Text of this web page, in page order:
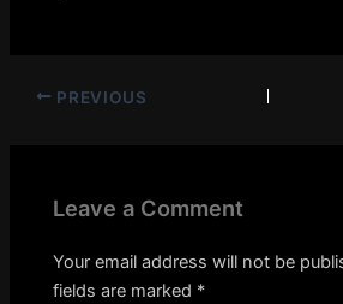
PREVIOUS
Leave a Comment
Your email address will not be
fields are marked *